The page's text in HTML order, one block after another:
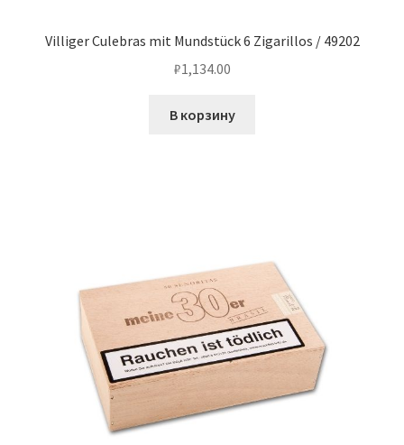
Villiger Culebras mit Mundstück 6 Zigarillos / 49202
₽1,134.00
В корзину